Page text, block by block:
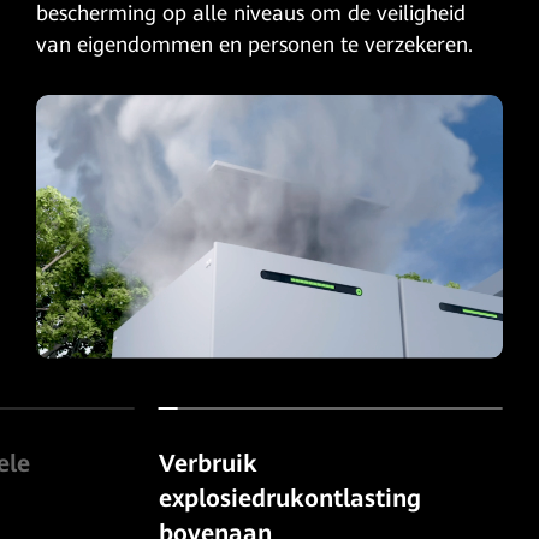
bescherming op alle niveaus om de veiligheid
van eigendommen en personen te verzekeren.
Verbruik
explosiedrukontlasting
bovenaan